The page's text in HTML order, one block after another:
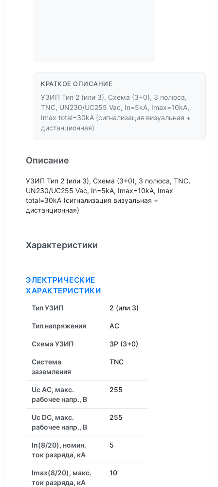
КРАТКОЕ ОПИСАНИЕ
УЗИП Тип 2 (или 3), Схема (3+0), 3 полюса,
TNC, UN230/UC255 Vac, In=5kA, Imax=10kA,
Imax total=30kA (сигнализация визуальная +
дистанционная)
Описание
УЗИП Тип 2 (или 3), Схема (3+0), 3 полюса, TNC,
UN230/UC255 Vac, In=5kA, Imax=10kA, Imax
total=30kA (сигнализация визуальная +
дистанционная)
Характеристики
ЭЛЕКТРИЧЕСКИЕ
ХАРАКТЕРИСТИКИ
Тип УЗИП 2 (или 3)
Тип напряжения AC
Схема УЗИП 3P (3+0)
Система
заземления
TNC
Uc AC, макс.
рабочее напр., В
255
Uc DC, макс.
рабочее напр., В
255
In(8/20), номин.
ток разряда, кА
5
Imax(8/20), макс.
ток разряда, кА
10